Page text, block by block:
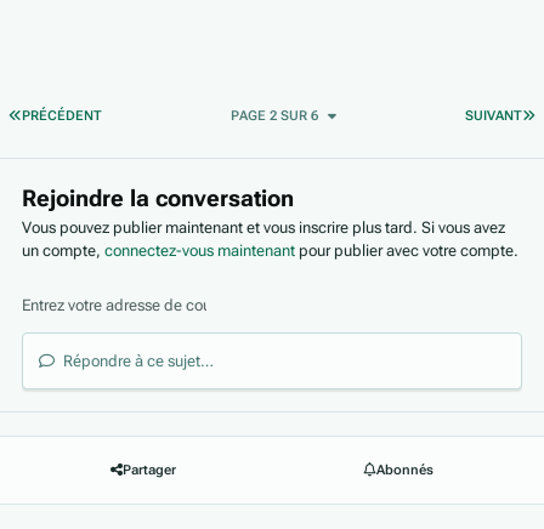
PREMIÈRE PAGE
PRÉCÉDENT SUIVANT
PAGE 2 SUR 6
Rejoindre la conversation
Vous pouvez publier maintenant et vous inscrire plus tard. Si vous avez
un compte,connectez-vous maintenant pour publier avec votre compte.
Répondre à ce sujet…
Partager Abonnés